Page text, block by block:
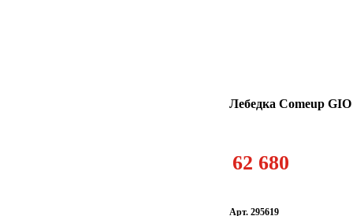
Лебедка Comeup
62 680
Арт. 295619